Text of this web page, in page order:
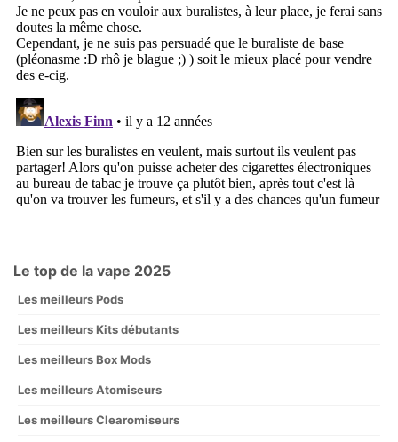
Le top de la vape 2025
Les meilleurs Pods
Les meilleurs Kits débutants
Les meilleurs Box Mods
Les meilleurs Atomiseurs
Les meilleurs Clearomiseurs